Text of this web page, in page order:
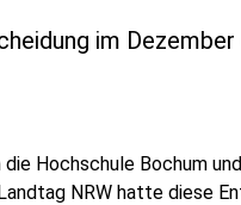
im
Hochschule Bochum
NRW hatte diese